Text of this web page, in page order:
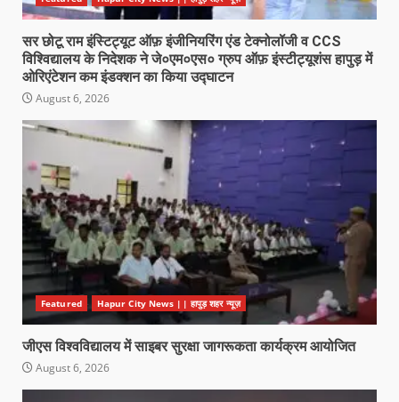
सर छोटू राम इंस्टिट्यूट ऑफ़ इंजीनियरिंग एंड टेक्नोलॉजी व CCS
विश्विद्यालय के निदेशक ने जे०एम०एस० ग्रुप ऑफ़ इंस्टीट्यूशंस हापुड़ में
ओरिएंटेशन कम इंडक्शन का किया उद्घाटन
August 6, 2026
Featured Hapur City News || हापुड़ शहर न्यूज़
जीएस विश्वविद्यालय में साइबर सुरक्षा जागरूकता कार्यक्रम आयोजित
August 6, 2026